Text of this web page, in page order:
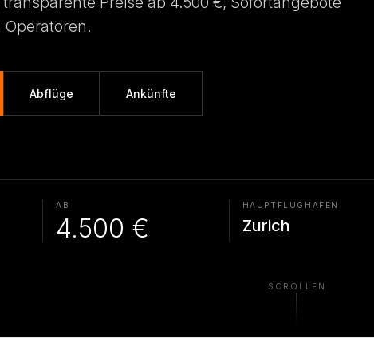
Operatoren.
Abflüge Ankünfte
AB
4.500 €
HAUPTFLUGHAFEN
Zurich
SCROLLEN